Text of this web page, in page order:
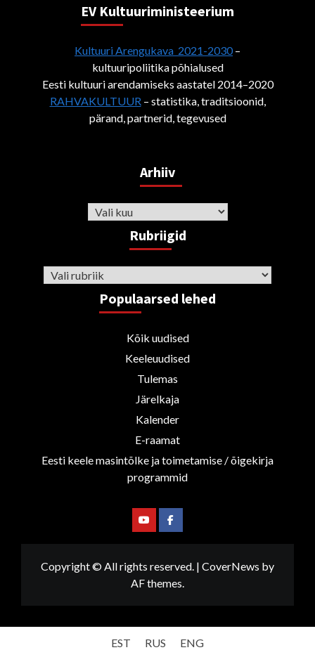
EV Kultuuriministeerium
Kultuuri Arengukava 2021-2030–
kultuuripoliitika põhialused
Eesti kultuuri arendamiseks aastatel 2014–2020
RAHVAKULTUUR– statistika, traditsioonid,
pärand, partnerid, tegevused
Arhiiv
Arhiiv
Rubriigid
Rubriigid
Populaarsed lehed
Kõik uudised
Keeleuudised
Tulemas
Järelkaja
Kalender
E-raamat
Eesti keele masintõlke ja toimetamise / õigekirja
programmid
YoutubeFacebook
Copyright © All rights reserved. | CoverNews by
AF themes.
EST RUS ENG